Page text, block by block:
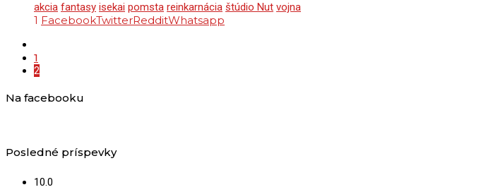
akcia fantasy isekai pomsta reinkarnácia štúdio Nut vojna
1 FacebookTwitterRedditWhatsapp
1
2
Na facebooku
Posledné príspevky
10.0